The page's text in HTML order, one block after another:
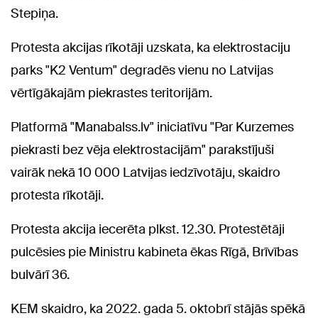
Stepiņa.
Protesta akcijas rīkotāji uzskata, ka elektrostaciju
parks "K2 Ventum" degradēs vienu no Latvijas
vērtīgākajām piekrastes teritorijām.
Platformā "Manabalss.lv" iniciatīvu "Par Kurzemes
piekrasti bez vēja elektrostacijām" parakstījuši
vairāk nekā 10 000 Latvijas iedzīvotāju, skaidro
protesta rīkotāji.
Protesta akcija iecerēta plkst. 12.30. Protestētāji
pulcēsies pie Ministru kabineta ēkas Rīgā, Brīvības
bulvārī 36.
KEM skaidro, ka 2022. gada 5. oktobrī stājās spēkā